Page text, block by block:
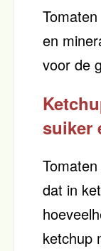
en
voor de
suiker
dat in
ketchup